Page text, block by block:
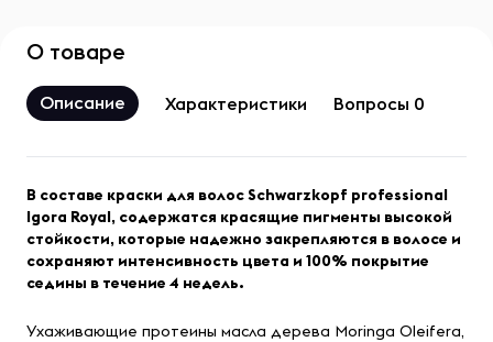
О товаре
Описание Характеристики Вопросы 0
В составе краски для волос Schwarzkopf professional
Igora Royal, содержатся красящие пигменты высокой
стойкости, которые надежно закрепляются в волосе и
сохраняют интенсивность цвета и 100% покрытие
седины в течение 4 недель.
Ухаживающие протеины масла дерева Moringa Oleifera,